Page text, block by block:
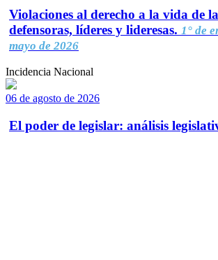
Violaciones al derecho a la vida de
defensoras, líderes y lideresas. 1° de
mayo de 2026
Incidencia Nacional
06 de agosto de 2026
El poder de legislar: análisis